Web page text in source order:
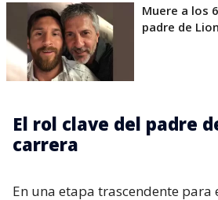
Muere a los
padre de
El rol clave del padre
carrera
En una etapa trascendente